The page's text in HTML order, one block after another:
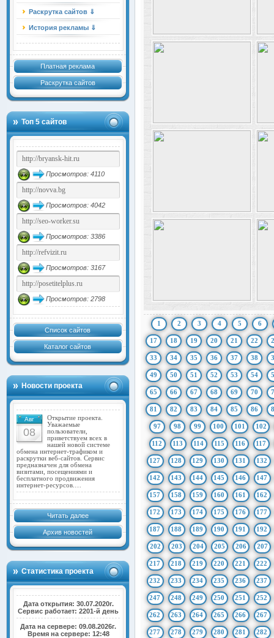
Раскрутка сайтов ⇓
История рекламы ⇓
Платная реклама
Раскрутка сайтов
Топ 5 сайтов
Просмотров: 4110
Просмотров: 4042
Просмотров: 3386
Просмотров: 3167
Просмотров: 2798
Список сайтов
Каталог сайтов
Новости проекта
Авг
08
Открытие проекта.
Уважаемые
пользователи,
приветствуем всех в
нашей новой системе
обмена интернет-трафиком и
раскрутки веб-сайтов. Сервис
предназначен для обмена
визитами, посещениями и
бесплатного продвижения
интернет-ресурсов.…
Читать далее
Архив новостей
Статистика проекта
Дата открытия: 30.07.2020г.
Сервис работает: 2201-й день
Дата на сервере: 09.08.2026г.
Время на сервере: 12:48
1 2 3 4 5 6
17 18 19 20 21 22
33 34 35 36 37 38
49 50 51 52 53 54
65 66 67 68 69 70
81 82 83 84 85 86
97 98 99 100 101 102
112 113 114 115 116 117
127 128 129 130 131 132
142 143 144 145 146 147
157 158 159 160 161 162
172 173 174 175 176 177
187 188 189 190 191 192
202 203 204 205 206 207
217 218 219 220 221 222
232 233 234 235 236 237
247 248 249 250 251 252
262 263 264 265 266 267
277 278 279 280 281 282